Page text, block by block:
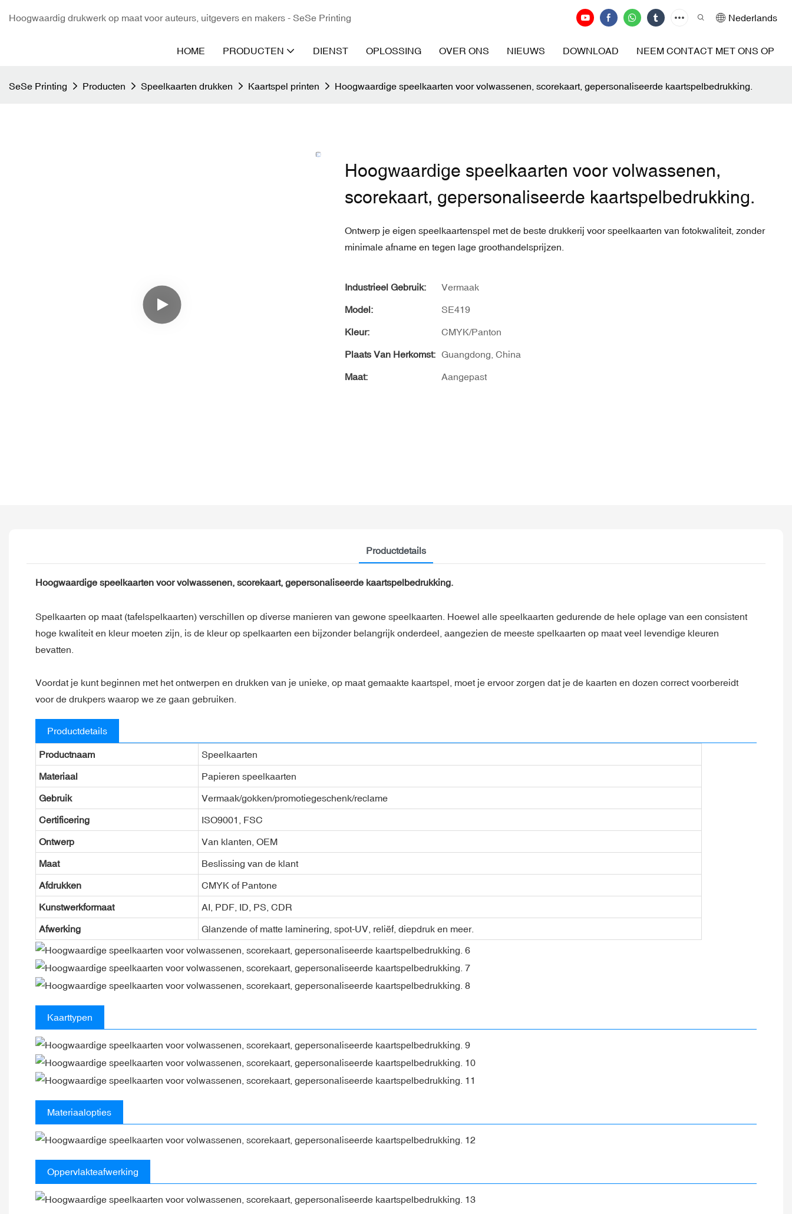
Hoogwaardig drukwerk op maat voor auteurs, uitgevers en makers - SeSe Printing Nederlands
HOME PRODUCTEN DIENST OPLOSSING OVER ONS NIEUWS DOWNLOAD NEEM CONTACT MET ONS OP
SeSe Printing Producten Speelkaarten drukken Kaartspel printen Hoogwaardige speelkaarten voor volwassenen, scorekaart, gepersonaliseerde kaartspelbedrukking.
Hoogwaardige speelkaarten voor volwassenen,
scorekaart, gepersonaliseerde kaartspelbedrukking.
Ontwerp je eigen speelkaartenspel met de beste drukkerij voor speelkaarten van fotokwaliteit, zonder
minimale afname en tegen lage groothandelsprijzen.
Industrieel Gebruik: Vermaak
Model: SE419
Kleur: CMYK/Panton
Plaats Van Herkomst: Guangdong, China
Maat: Aangepast
Productdetails
Hoogwaardige speelkaarten voor volwassenen, scorekaart, gepersonaliseerde kaartspelbedrukking.
Spelkaarten op maat (tafelspelkaarten) verschillen op diverse manieren van gewone speelkaarten. Hoewel alle speelkaarten gedurende de hele oplage van een consistent
hoge kwaliteit en kleur moeten zijn, is de kleur op spelkaarten een bijzonder belangrijk onderdeel, aangezien de meeste spelkaarten op maat veel levendige kleuren
bevatten.
Voordat je kunt beginnen met het ontwerpen en drukken van je unieke, op maat gemaakte kaartspel, moet je ervoor zorgen dat je de kaarten en dozen correct voorbereidt
voor de drukpers waarop we ze gaan gebruiken.
Productdetails
Productnaam Speelkaarten
Materiaal Papieren speelkaarten
Gebruik Vermaak/gokken/promotiegeschenk/reclame
Certificering ISO9001, FSC
Ontwerp Van klanten, OEM
Maat Beslissing van de klant
Afdrukken CMYK of Pantone
Kunstwerkformaat AI, PDF, ID, PS, CDR
Afwerking Glanzende of matte laminering, spot-UV, reliëf, diepdruk en meer.
Kaarttypen
Materiaalopties
Oppervlakteafwerking